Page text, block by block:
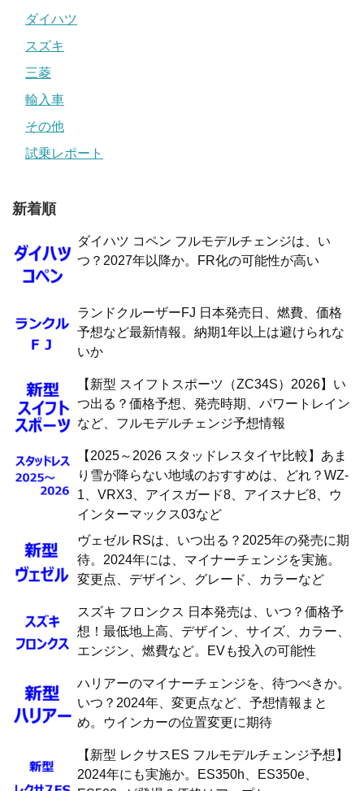
ダイハツ
スズキ
三菱
輸入車
その他
試乗レポート
新着順
ダイハツ コペン フルモデルチェンジは、い
つ？2027年以降か。FR化の可能性が高い
ランドクルーザーFJ 日本発売日、燃費、価格
予想など最新情報。納期1年以上は避けられな
いか
【新型 スイフトスポーツ（ZC34S）2026】い
つ出る？価格予想、発売時期、パワートレイン
など、フルモデルチェンジ予想情報
【2025～2026 スタッドレスタイヤ比較】あま
り雪が降らない地域のおすすめは、どれ？WZ-
1、VRX3、アイスガード8、アイスナビ8、ウ
インターマックス03など
ヴェゼル RSは、いつ出る？2025年の発売に期
待。2024年には、マイナーチェンジを実施。
変更点、デザイン、グレード、カラーなど
スズキ フロンクス 日本発売は、いつ？価格予
想！最低地上高、デザイン、サイズ、カラー、
エンジン、燃費など。EVも投入の可能性
ハリアーのマイナーチェンジを、待つべきか。
いつ？2024年、変更点など、予想情報まと
め。ウインカーの位置変更に期待
【新型 レクサスES フルモデルチェンジ予想】
2024年にも実施か。ES350h、ES350e、